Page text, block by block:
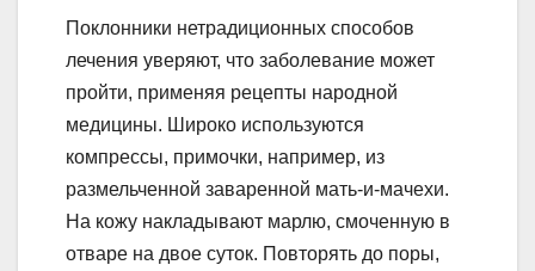
Поклонники нетрадиционных способов
лечения уверяют, что заболевание может
пройти, применяя рецепты народной
медицины. Широко используются
компрессы, примочки, например, из
размельченной заваренной мать-и-мачехи.
На кожу накладывают марлю, смоченную в
отваре на двое суток. Повторять до поры,